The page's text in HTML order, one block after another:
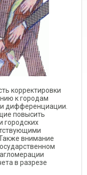
корректировки
к городам
дифференциации.
повысить
городских
внимание
в разрезе